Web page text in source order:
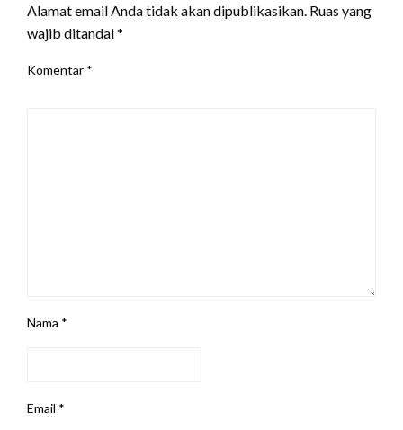
Alamat email Anda tidak akan dipublikasikan. Ruas yang
wajib ditandai*
Komentar *
Nama *
Email *